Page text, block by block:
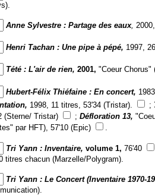
Anne Sylvestre : Partage des eaux,
Henri Tachan : Une pipe à pépé, 1997,
Tété : L'air de rien, 2001, "Coeur Chorus"
Hubert-Félix Thiéfaine : En concert,
1998, 11 titres, 53'34 (Tristar). ;
(Sterne/ Tristar)
; Défloration 13,
par HFT), 57'10 (Epic)
.
Tri Yann : Inventaire, volume 1, 76'40
titres chacun (Marzelle/Polygram).
Tri Yann : Le Concert (Inventaire 1970-